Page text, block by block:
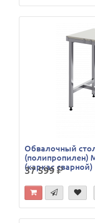
Обвалочный
(полипропилен)
(каркас сварной)
37 599р.